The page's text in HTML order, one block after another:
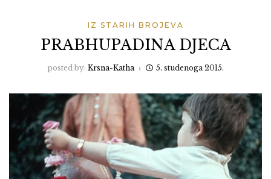
IZ STARIH BROJEVA
PRABHUPADINA DJECA
posted by: Krsna-Katha 5. studenoga 2015.